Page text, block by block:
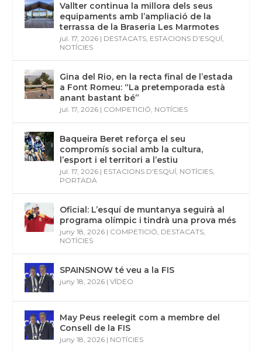
Vallter continua la millora dels seus
equipaments amb l’ampliació de la
terrassa de la Braseria Les Marmotes
jul. 17, 2026 | DESTACATS, ESTACIONS D'ESQUÍ,
NOTÍCIES
Gina del Rio, en la recta final de l’estada
a Font Romeu: “La pretemporada està
anant bastant bé”
jul. 17, 2026 | COMPETICIÓ, NOTÍCIES
Baqueira Beret reforça el seu
compromís social amb la cultura,
l’esport i el territori a l’estiu
jul. 17, 2026 | ESTACIONS D'ESQUÍ, NOTÍCIES,
PORTADA
Oficial: L’esquí de muntanya seguirà al
programa olímpic i tindrà una prova més
juny 18, 2026 | COMPETICIÓ, DESTACATS,
NOTÍCIES
SPAINSNOW té veu a la FIS
juny 18, 2026 |VÍDEO
May Peus reelegit com a membre del
Consell de la FIS
juny 18, 2026 | NOTÍCIES